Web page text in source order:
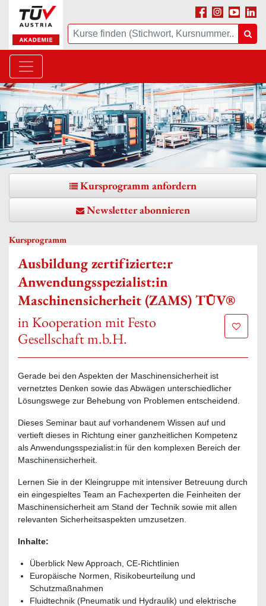
Suche
Facebook
Instagram
Youtube
Kursprogramm
Kursprogramm anfordern
Newsletter abonnieren
Ausbildung zertifizierte:r
Anwendungsspezialist:in
Maschinensicherheit (ZAMS) TÜV®
in Kooperation mit Festo
Gesellschaft m.b.H.
Zur
Gerade bei den Aspekten der Maschinensicherheit ist
vernetztes Denken sowie das Abwägen unterschiedlicher
Lösungswege zur Behebung von Problemen entscheidend.
Dieses Seminar baut auf vorhandenem Wissen auf und
vertieft dieses in Richtung einer ganzheitlichen Kompetenz
als Anwendungsspezialist:in für den komplexen Bereich der
Maschinensicherheit.
Lernen Sie in der Kleingruppe mit intensiver Betreuung durch
ein eingespieltes Team an Fachexperten die Feinheiten der
Maschinensicherheit am Stand der Technik sowie mit allen
relevanten Sicherheitsaspekten umzusetzen.
Inhalte:
Überblick New Approach, CE-Richtlinien
Europäische Normen, Risikobeurteilung und
Schutzmaßnahmen
Fluidtechnik (Pneumatik und Hydraulik) und elektrische